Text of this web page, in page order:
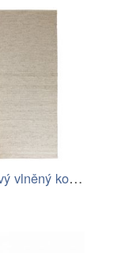
Světle béžový vlněný koberec ROWICO…